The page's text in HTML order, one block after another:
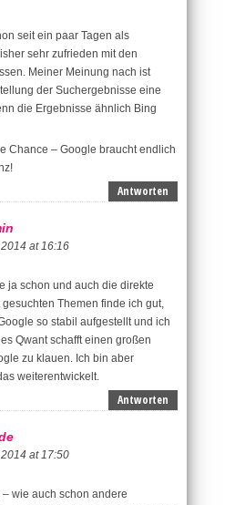
seit ein paar Tagen als
sehr zufrieden mit den
Meiner Meinung nach ist
der Suchergebnisse eine
die Ergebnisse ähnlich Bing
Chance – Google braucht endlich
Antworten
at 16:16
ja schon und auch die direkte
Themen finde ich gut,
so stabil aufgestellt und ich
Qwant schafft einen großen
zu klauen. Ich bin aber
weiterentwickelt.
Antworten
at 17:50
wie auch schon andere